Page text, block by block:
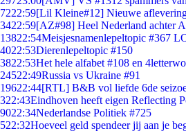
7222:59[Lil Kleine#12] Nieuwe
3422:59[AZ#98] Heel Nederland achter
13822:54Meisjesnamenlepeltopic #367
4022:53Dierenlepeltopic #150
3822:53Het hele alfabet #108 en
24522:49Russia vs Ukraine #91
19622:44[RTL] B&B vol liefde 6de
322:43Eindhoven heeft eigen Reflecting
9022:34Nederlandse Politiek #725
522:32Hoeveel geld spendeer jij aan je